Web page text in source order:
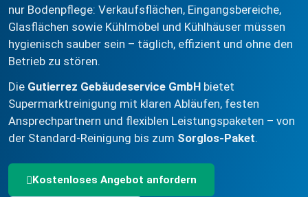
nur Bodenpflege: Verkaufsflächen, Eingangsbereiche,
Glasflächen sowie Kühlmöbel und Kühlhäuser müssen
hygienisch sauber sein – täglich, effizient und ohne den
Betrieb zu stören.
Die Gutierrez Gebäudeservice GmbH bietet
Supermarktreinigung mit klaren Abläufen, festen
Ansprechpartnern und flexiblen Leistungspaketen – von
der Standard-Reinigung bis zum Sorglos-Paket.
Kostenloses Angebot anfordern